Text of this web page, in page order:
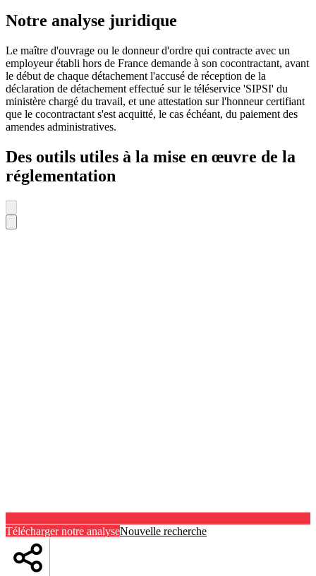
Notre analyse juridique
Le maître d'ouvrage ou le donneur d'ordre qui contracte avec un
employeur établi hors de France demande à son cocontractant, avant
le début de chaque détachement l'accusé de réception de la
déclaration de détachement effectué sur le téléservice 'SIPSI' du
ministère chargé du travail, et une attestation sur l'honneur certifiant
que le cocontractant s'est acquitté, le cas échéant, du paiement des
amendes administratives.
Des outils utiles à la mise en œuvre de la
réglementation
Télécharger notre analyseNouvelle recherche